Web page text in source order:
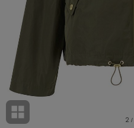
リー (664)
ョン雑貨 (865)
adidas by Stella McCartney
アディダス バイ ステラマッカートニー
ALLISON BROWN
アリソンブラウン
amabro
アマブロ
Ame no chi Hare
アメノチハレ
2 /